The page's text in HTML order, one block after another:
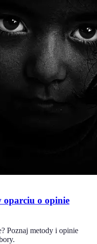
oparciu o opinie
Poznaj metody i opinie